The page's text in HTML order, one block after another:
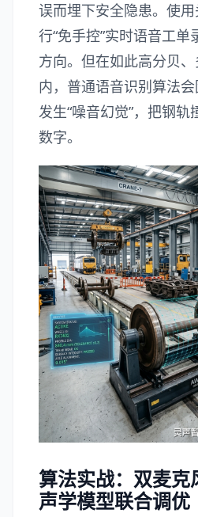
误而埋下安全隐患。使
行“免手控”实时语音工
方向。但在如此高分贝
内，普通语音识别算法
发生“噪音幻觉”，把钢
数字。
算法实战：双麦克
声学模型联合调优